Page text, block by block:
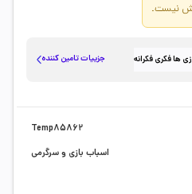
نیست.
ها فکری فکرانه جزییات تامین کننده
Temp85862
اسباب بازی و سرگرمی